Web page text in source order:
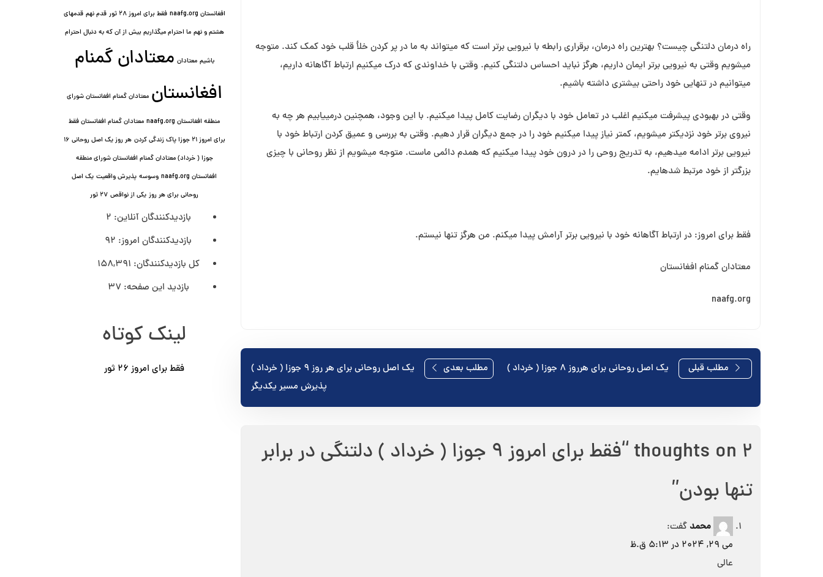
راه درمان دلتنگی چیست؟ بهترین راه درمان، برقراری رابطه⁯ با نیرویی برتر است که می⁯تواند به ما در پر کردن خلأ قلب خود کمک کند. متوجه
می⁯شویم وقتی به نیرویی برتر ایمان داریم، هرگز نباید احساس دلتنگی کنیم. وقتی با خداوندی که درک می⁯کنیم ارتباط آگاهانه داریم،
می⁯توانیم در تنهایی خود راحتی بیشتری داشته باشیم.
وقتی در بهبودی پیشرفت می⁯کنیم اغلب در تعامل خود با دیگران رضایت کامل پیدا می⁯کنیم. با این وجود، همچنین درمی⁯یابیم هر چه به
نیروی برتر خود نزدیک⁯تر می⁯شویم، کمتر نیاز پیدا می⁯کنیم خود را در جمع دیگران قرار دهیم. وقتی به بررسی و عمیق کردن ارتباط خود با
نیرویی برتر ادامه می⁯دهیم، به تدریج روحی را در درون خود پیدا می⁯کنیم که همدم دائمی ماست. متوجه می⁯شویم از نظر روحانی با چیزی
بزرگتر از خود مرتبط شده⁯ایم.
فقط برای امروز: در ارتباط آگاهانه خود با نیرویی برتر آرامش پیدا می⁯کنم. من هرگز تنها نیستم.
معتادان گمنام افغانستان
naafg.org
راهبری
نوشته
مطلب قبلی یک اصل روحانی برای هرروز ۸ جوزا ( خرداد ) مطلب بعدی
یک اصل روحانی برای هر روز ۹ جوزا ( خرداد )
پذیرش مسیر یکدیگر
2 thoughts on “
فقط برای امروز ۹ جوزا ( خرداد ) دلتنگی در برابر
تنها بودن”
محمد گفت:
می 29, 2024 در 5:13 ق.ظ
عالی
افغانستان naafg.org
فقط برای امروز ۲۸ ثور قدم نهم قدمهای
هشتم و نهم ما احترام میگذاریم بیش از آن که به دنبال احترام
باشیم معتادان معتادان گمنام
افغانستان معتادان گمنام افغانستان شورای
منطقه افغانستان naafg.org
معتادان گمنام افغانستان فقط
برای امروز ۲۱ جوزا پاک زندگی کردن
هر روز یک اصل روحانی ۱۶
جوزا ( خرداد) معتادان گمنام افغانستان شورای منطقه
افغانستان naafg.org
وسوسه پذيرش واقعیت یک اصل
روحانی برای هر روز یکی از نواقص ۲۷ ثور
بازدیدکنندگان آنلاین: 2
بازدیدکنندگان امروز: 92
کل بازدیدکنند‌گان: 158,391
بازدید این صفحه: 37
لینک کوتاه
فقط برای امروز ٢۶ ثور